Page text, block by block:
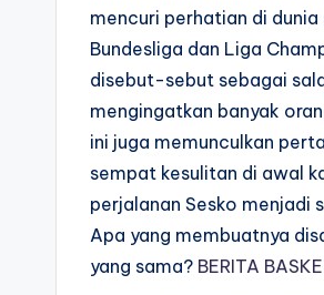
mencuri perhatian di
Bundesliga dan Liga
disebut-sebut sebagai
mengingatkan banyak
ini juga memunculkan
sempat kesulitan di awal
perjalanan Sesko menjadi
Apa yang membuatnya
yang sama? BERITA